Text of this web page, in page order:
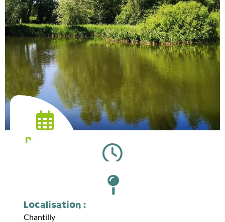
Date :
Localisation :
Chantilly